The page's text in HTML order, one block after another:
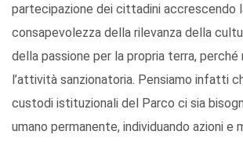
partecipazione dei cittadini accrescendo
consapevolezza della rilevanza della
della passione per la propria terra,
l’attività sanzionatoria. Pensiamo infatti
custodi istituzionali del Parco ci sia
umano permanente, individuando azioni e